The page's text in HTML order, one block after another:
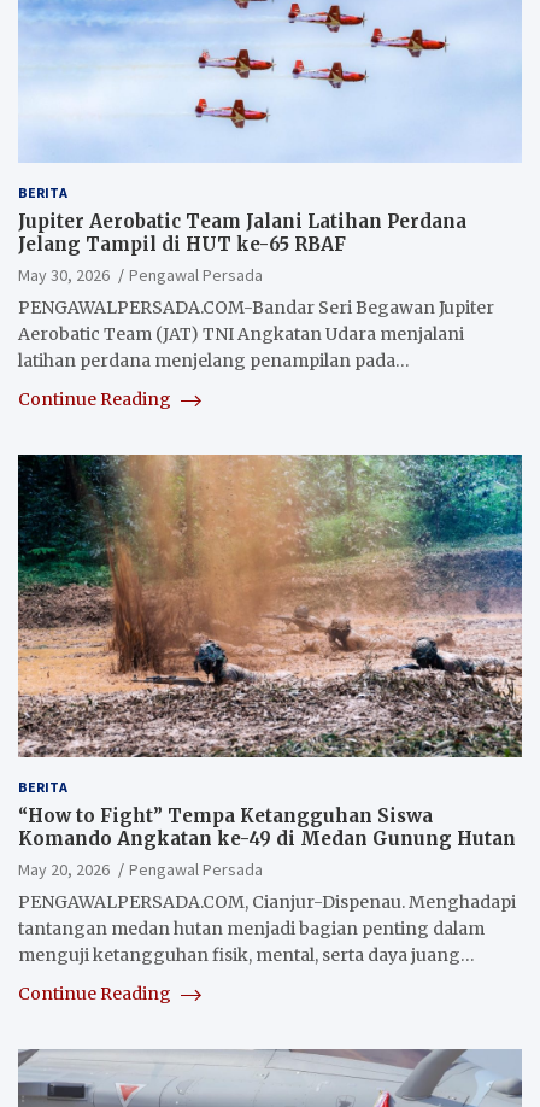
BERITA
Jupiter Aerobatic Team Jalani Latihan Perdana
Jelang Tampil di HUT ke-65 RBAF
May 30, 2026
Pengawal Persada
PENGAWALPERSADA.COM-Bandar Seri Begawan Jupiter
Aerobatic Team (JAT) TNI Angkatan Udara menjalani
latihan perdana menjelang penampilan pada…
Continue Reading
BERITA
“How to Fight” Tempa Ketangguhan Siswa
Komando Angkatan ke-49 di Medan Gunung Hutan
May 20, 2026
Pengawal Persada
PENGAWALPERSADA.COM, Cianjur-Dispenau. Menghadapi
tantangan medan hutan menjadi bagian penting dalam
menguji ketangguhan fisik, mental, serta daya juang…
Continue Reading